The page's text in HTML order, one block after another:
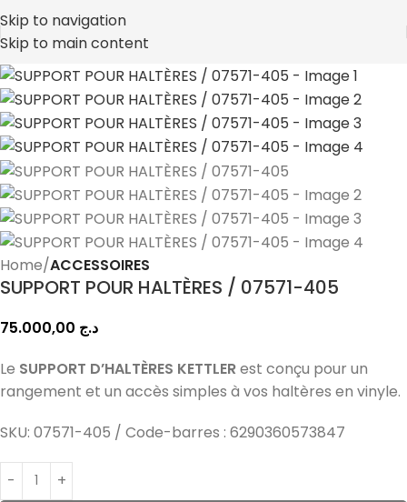
Skip to navigation
Skip to main content
Home ACCESSOIRES
SUPPORT POUR HALTÈRES / 07571-405
د.ج
Le SUPPORT D’HALTÈRES KETTLERest conçu pour un
rangement et un accès simples à vos haltères en vinyle.
SKU: 07571-405 / Code-barres : 6290360573847